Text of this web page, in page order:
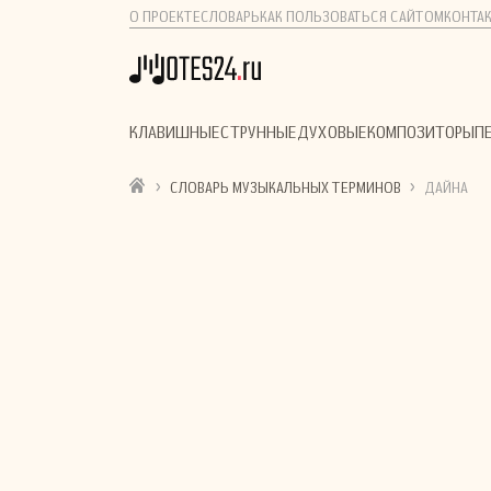
О ПРОЕКТЕСЛОВАРЬ КАК ПОЛЬЗОВАТЬСЯ САЙТОМ
КЛАВИШНЫЕСТРУННЫЕДУХОВЫЕКОМПОЗИТОРЫ
› СЛОВАРЬ МУЗЫКАЛЬНЫХ ТЕРМИНОВ › ДАЙНА